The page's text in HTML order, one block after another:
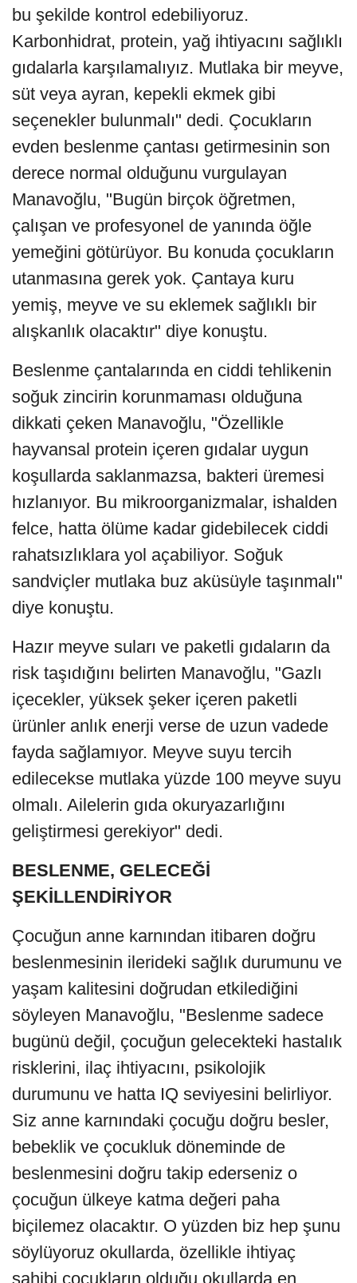
bu şekilde kontrol edebiliyoruz.
Karbonhidrat, protein, yağ ihtiyacını sağlıklı
gıdalarla karşılamalıyız. Mutlaka bir meyve,
süt veya ayran, kepekli ekmek gibi
seçenekler bulunmalı" dedi. Çocukların
evden beslenme çantası getirmesinin son
derece normal olduğunu vurgulayan
Manavoğlu, "Bugün birçok öğretmen,
çalışan ve profesyonel de yanında öğle
yemeğini götürüyor. Bu konuda çocukların
utanmasına gerek yok. Çantaya kuru
yemiş, meyve ve su eklemek sağlıklı bir
alışkanlık olacaktır" diye konuştu.
Beslenme çantalarında en ciddi tehlikenin
soğuk zincirin korunmaması olduğuna
dikkati çeken Manavoğlu, "Özellikle
hayvansal protein içeren gıdalar uygun
koşullarda saklanmazsa, bakteri üremesi
hızlanıyor. Bu mikroorganizmalar, ishalden
felce, hatta ölüme kadar gidebilecek ciddi
rahatsızlıklara yol açabiliyor. Soğuk
sandviçler mutlaka buz aküsüyle taşınmalı"
diye konuştu.
Hazır meyve suları ve paketli gıdaların da
risk taşıdığını belirten Manavoğlu, "Gazlı
içecekler, yüksek şeker içeren paketli
ürünler anlık enerji verse de uzun vadede
fayda sağlamıyor. Meyve suyu tercih
edilecekse mutlaka yüzde 100 meyve suyu
olmalı. Ailelerin gıda okuryazarlığını
geliştirmesi gerekiyor" dedi.
BESLENME, GELECEĞİ
ŞEKİLLENDİRİYOR
Çocuğun anne karnından itibaren doğru
beslenmesinin ilerideki sağlık durumunu ve
yaşam kalitesini doğrudan etkilediğini
söyleyen Manavoğlu, "Beslenme sadece
bugünü değil, çocuğun gelecekteki hastalık
risklerini, ilaç ihtiyacını, psikolojik
durumunu ve hatta IQ seviyesini belirliyor.
Siz anne karnındaki çocuğu doğru besler,
bebeklik ve çocukluk döneminde de
beslenmesini doğru takip ederseniz o
çocuğun ülkeye katma değeri paha
biçilemez olacaktır. O yüzden biz hep şunu
söylüyoruz okullarda, özellikle ihtiyaç
sahibi çocukların olduğu okullarda en